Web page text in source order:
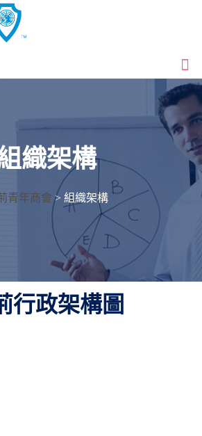
織架構
青年商會 > 組織架構
行政架構圖